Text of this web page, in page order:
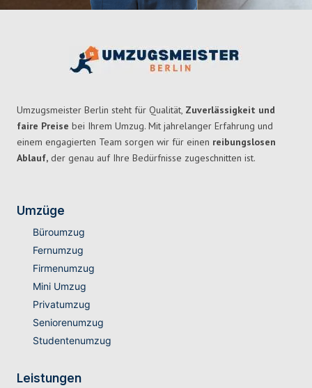
Umzugsmeister Berlin steht für Qualität, Zuverlässigkeit und
faire Preise bei Ihrem Umzug. Mit jahrelanger Erfahrung und
einem engagierten Team sorgen wir für einen reibungslosen
Ablauf, der genau auf Ihre Bedürfnisse zugeschnitten ist.
Umzüge
Büroumzug
Fernumzug
Firmenumzug
Mini Umzug
Privatumzug
Seniorenumzug
Studentenumzug
Leistungen